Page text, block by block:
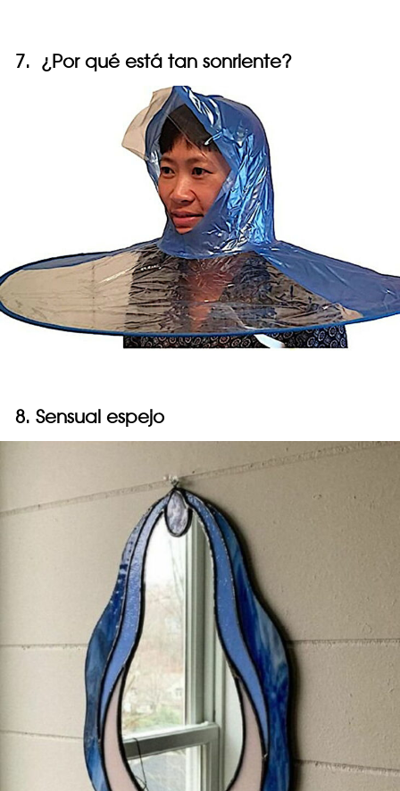
7. ¿Por qué está tan sonriente?
8. Sensual espejo